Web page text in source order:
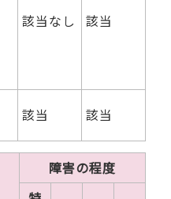
該当なし 該当
該当 該当
障害の程度